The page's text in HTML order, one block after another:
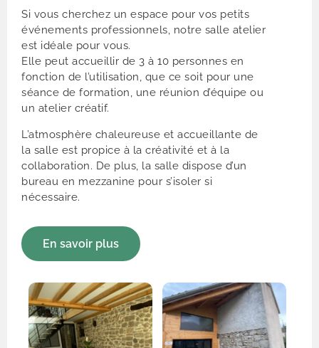
Si vous cherchez un espace pour vos petits
événements professionnels, notre salle atelier
est idéale pour vous.
Elle peut accueillir de 3 à 10 personnes en
fonction de l’utilisation, que ce soit pour une
séance de formation, une réunion d’équipe ou
un atelier créatif.
L’atmosphère chaleureuse et accueillante de
la salle est propice à la créativité et à la
collaboration. De plus, la salle dispose d’un
bureau en mezzanine pour s’isoler si
nécessaire.
En savoir plus